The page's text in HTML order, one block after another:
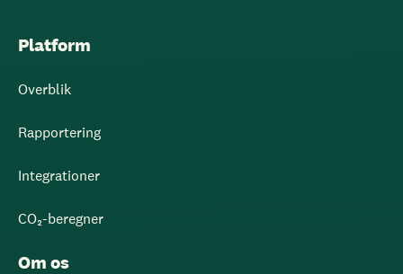
Platform
Overblik
Rapportering
Integrationer
CO₂-beregner
Om os